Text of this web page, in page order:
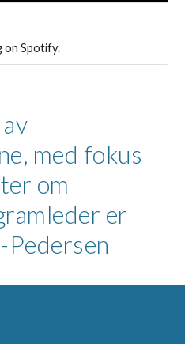
on Spotify.
med fokus
om
er